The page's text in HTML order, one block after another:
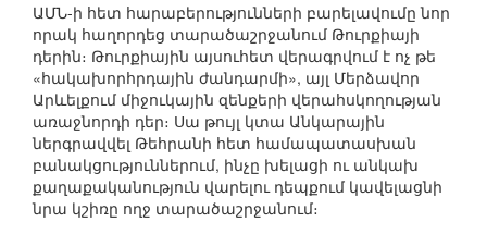
ԱՄՆ-ի հետ հարաբերությունների բարելավումը նոր
որակ հաղորդեց տարածաշրջանում Թուրքիայի
դերին։ Թուրքիային այսուհետ վերագրվում է ոչ թե
«հակախորհրդային ժանդարմի», այլ Մերձավոր
Արևելքում միջուկային զենքերի վերահսկողության
առաջնորդի դեր։ Սա թույլ կտա Անկարային
ներգրավվել Թեհրանի հետ համապատասխան
բանակցություններում, ինչը խելացի ու անկախ
քաղաքականություն վարելու դեպքում կավելացնի
նրա կշիռը ողջ տարածաշրջանում։